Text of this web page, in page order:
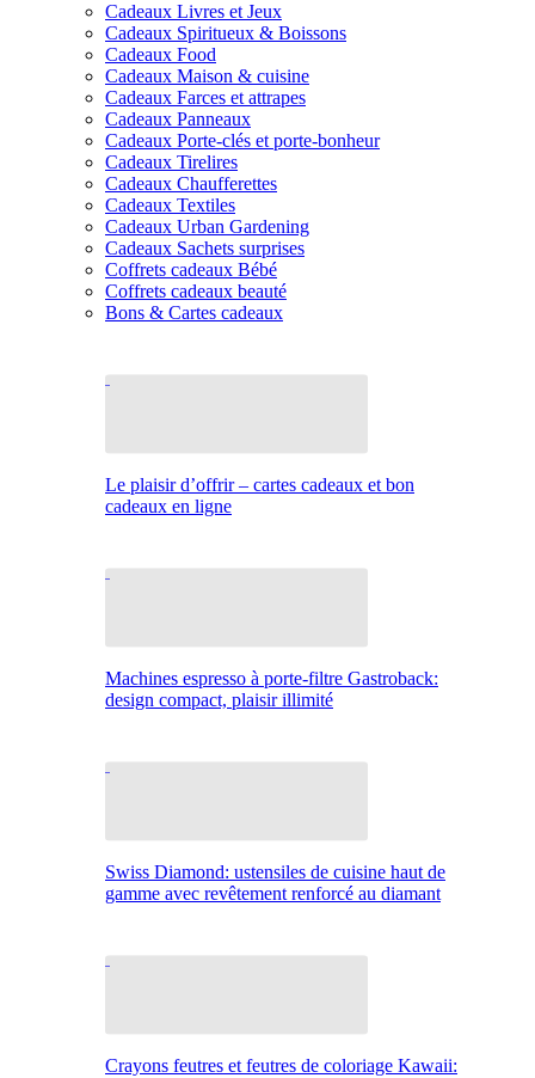
Cadeaux Livres et Jeux
Cadeaux Spiritueux & Boissons
Cadeaux Food
Cadeaux Maison & cuisine
Cadeaux Farces et attrapes
Cadeaux Panneaux
Cadeaux Porte-clés et porte-bonheur
Cadeaux Tirelires
Cadeaux Chaufferettes
Cadeaux Textiles
Cadeaux Urban Gardening
Cadeaux Sachets surprises
Coffrets cadeaux Bébé
Coffrets cadeaux beauté
Bons & Cartes cadeaux
Le plaisir d’offrir – cartes cadeaux et bon
cadeaux en ligne
Machines espresso à porte-filtre Gastroback:
design compact, plaisir illimité
Swiss Diamond: ustensiles de cuisine haut de
gamme avec revêtement renforcé au diamant
Crayons feutres et feutres de coloriage Kawaii: